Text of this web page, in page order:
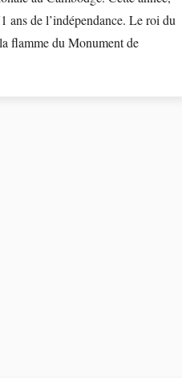
ans de l’indépendance. Le roi du
flamme du Monument de